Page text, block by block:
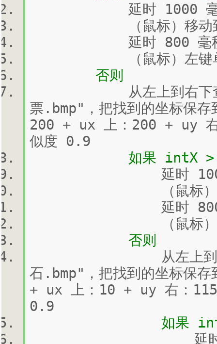
延时 1000 毫
（鼠标）移动到
延时 800 毫
（鼠标）左键单
否则
从左上到右下查找
票.bmp"，把找到的坐标
200 + ux 上：200 + uy
似度 0.9
如果 intX > 0
延时 1000
（鼠标）移动
延时 800
（鼠标）左键
否则
从左上到右下查
石.bmp"，把找到的坐标
+ ux 上：10 + uy 右：
0.9
如果 intX > 0
延时 1000